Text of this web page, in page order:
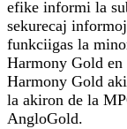
efike informi la
sekurecaj
funkciigas la
Harmony Gold
Harmony Gold
la akiron de la
AngloGold.